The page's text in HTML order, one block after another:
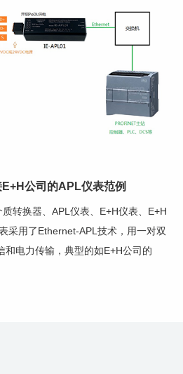
公司的APL仪表范例
转换器、APL仪表、E+H仪表、E+H
采用了Ethernet-APL技术，用一对双
和电力传输，典型的如E+H公司的